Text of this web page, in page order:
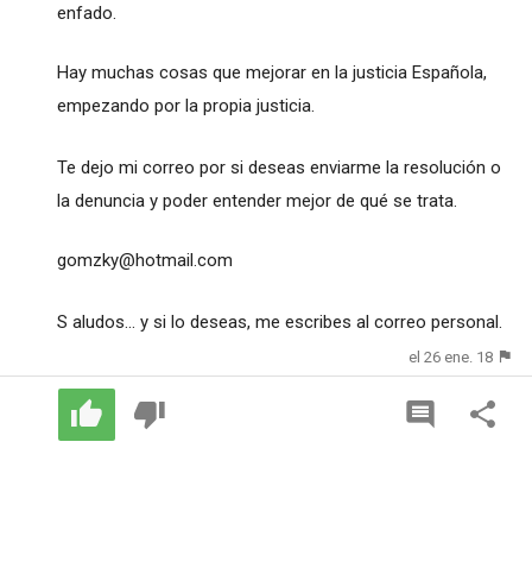
enfado.
Hay muchas cosas que mejorar en la justicia Española,
empezando por la propia justicia.
Te dejo mi correo por si deseas enviarme la resolución o
la denuncia y poder entender mejor de qué se trata.
gomzky@hotmail.com
S aludos... y si lo deseas, me escribes al correo personal.
el 26 ene. 18